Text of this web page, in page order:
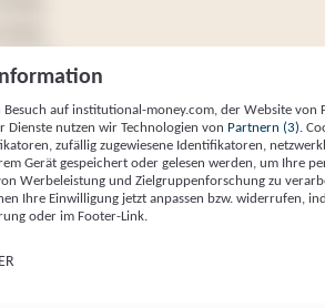
Datenschutzerklärung
bei
auf institutional-money.com, der Website von
Dienste nutzen wir Technologien von Partnern (3) .
zufällig zugewiesene Identifikatoren,
Gerät gespeichert oder gelesen werden, um Ihre
Werbeleistung und Zielgruppenforschung zu
Ihre Einwilligung jetzt anpassen bzw. widerrufen,
oder im Footer-Link.